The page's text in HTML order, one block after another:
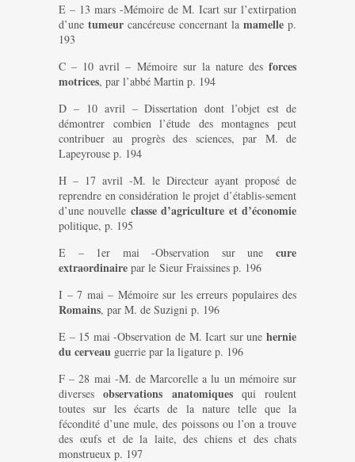
E – 13 mars -Mémoire de M. Icart sur l’extirpation
d’une tumeur cancéreuse concernant la mamelle p.
193
C – 10 avril – Mémoire sur la nature des forces
motrices, par l’abbé Martin p. 194
D – 10 avril – Dissertation dont l’objet est de
démontrer combien l’étude des montagnes peut
contribuer au progrès des sciences, par M. de
Lapeyrouse p. 194
H – 17 avril -M. le Directeur ayant proposé de
reprendre en considération le projet d’établis-sement
d’une nouvelle classe d’agriculture et d’économie
politique, p. 195
E – 1er mai -Observation sur une cure
extraordinaire par le Sieur Fraissines p. 196
I – 7 mai – Mémoire sur les erreurs populaires des
Romains, par M. de Suzigni p. 196
E – 15 mai -Observation de M. Icart sur une hernie
du cerveau guerrie par la ligature p. 196
F – 28 mai -M. de Marcorelle a lu un mémoire sur
diversesobservations anatomiquesqui roulent
toutes sur les écarts de la nature telle que la
fécondité d’une mule, des poissons ou l’on a trouve
des œufs et de la laite, des chiens et des chats
monstrueux p. 197